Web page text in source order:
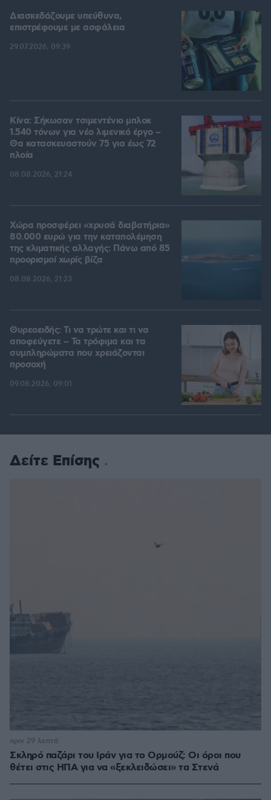
Διασκεδάζουμε υπεύθυνα,
επιστρέφουμε με ασφάλεια
29.07.2026, 09:39
Κίνα: Σήκωσαν τσιμεντένιο μπλοκ
1.540 τόνων για νέο λιμενικό έργο –
Θα κατασκευαστούν 75 για έως 72
πλοία
08.08.2026, 21:24
Χώρα προσφέρει «χρυσά διαβατήρια»
80.000 ευρώ για την καταπολέμηση
της κλιματικής αλλαγής: Πάνω από 85
προορισμοί χωρίς βίζα
08.08.2026, 21:23
Θυρεοειδής: Τι να τρώτε και τι να
αποφεύγετε – Τα τρόφιμα και τα
συμπληρώματα που χρειάζονται
προσοχή
09.08.2026, 09:01
Δείτε Επίσης
Σκληρό παζάρι του Ιράν για το Ορμούζ: Οι όροι που
θέτει στις ΗΠΑ για να «ξεκλειδώσει» τα Στενά
πριν 29 λεπτά